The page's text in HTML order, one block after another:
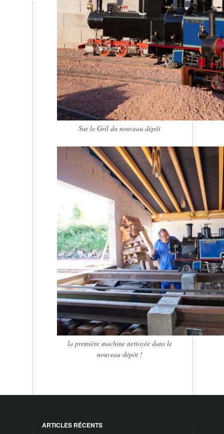
Sur le Gril du nouveau dépôt
la première machine nettoyée dans le
nouveau dépôt !
ARTICLES RÉCENTS